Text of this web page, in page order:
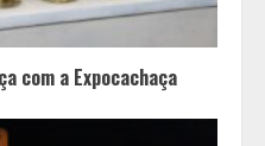
perde dinheiro?
com a Expocachaça